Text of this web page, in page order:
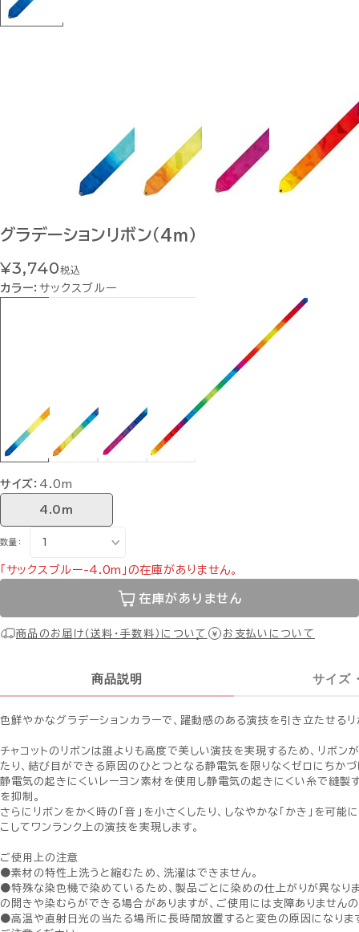
グラデーションリボン（4ｍ）
¥3,740税込
カラー：サックスブルー
サイズ： 4.0m
4.0m
数量：
「サックスブルー-4.0m」の在庫がありません。
在庫がありません
商品のお届け（送料・手数料）について お支払いについて
商品説明 サイズ
色鮮やかなグラデーションカラーで、躍動感のある演技を引き立たせるリ
チャコットのリボンは誰よりも高度で美しい演技を実現するため、リボン
たり、結び目ができる原因のひとつとなる静電気を限りなくゼロにちかづ
静電気の起きにくいレーヨン素材を使用し静電気の起きにくい糸で縫製
を抑制。
さらにリボンをかく時の「音」を小さくしたり、しなやかな「かき」を可能
こしてワンランク上の演技を実現します。
ご使用上の注意
●素材の特性上洗うと縮むため、洗濯はできません。
●特殊な染色機で染めているため、製品ごとに染めの仕上がりが異なり
の開きや染むらができる場合がありますが、ご使用には支障ありません
●高温や直射日光の当たる場所に長時間放置すると変色の原因になりま